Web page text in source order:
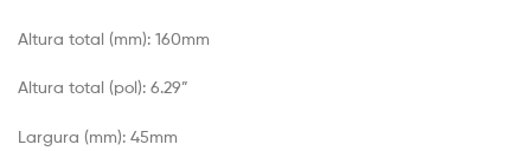
Altura total (mm): 160mm
Altura total (pol): 6.29”
Largura (mm): 45mm